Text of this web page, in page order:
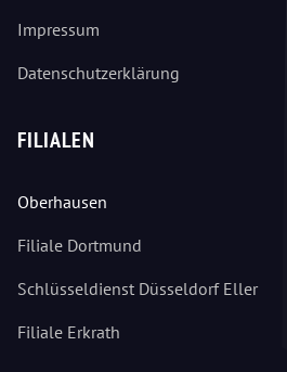
Impressum
Datenschutzerklärung
FILIALEN
Oberhausen
Filiale Dortmund
Schlüsseldienst Düsseldorf Eller
Filiale Erkrath